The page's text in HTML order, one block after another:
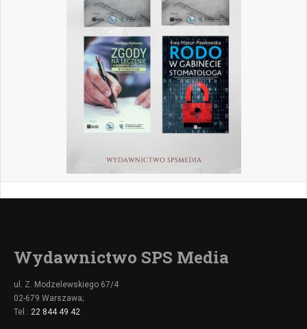
Wydawnictwo SPS Media
ul. Z. Modzelewskiego 67/4
02-679 Warszawa;
Tel.: 22 844 49 42